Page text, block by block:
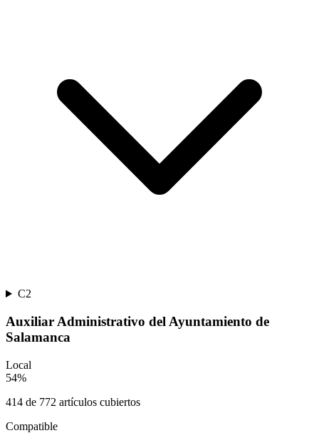
C2
Auxiliar Administrativo del Ayuntamiento de
Salamanca
Local
54%
414 de 772 artículos cubiertos
Compatible